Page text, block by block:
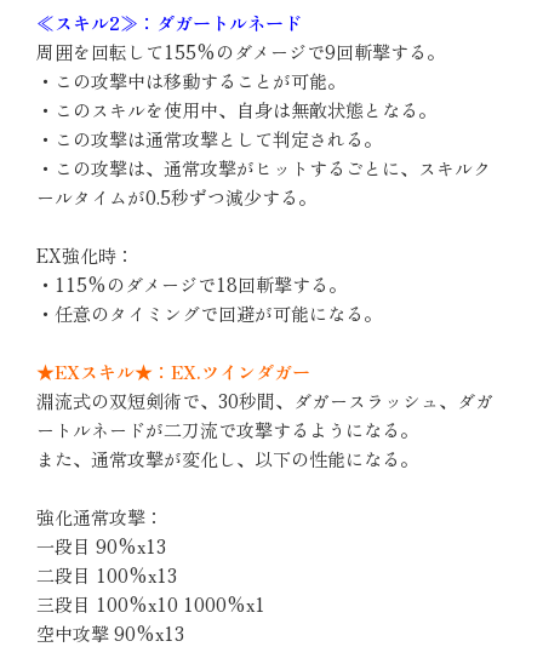
≪スキル2≫：ダガートルネード
周囲を回転して155%のダメージで9回斬撃する。
・この攻撃中は移動することが可能。
・このスキルを使用中、自身は無敵状態となる。
・この攻撃は通常攻撃として判定される。
・この攻撃は、通常攻撃がヒットするごとに、スキルク
ールタイムが0.5秒ずつ減少する。
EX強化時：
・115%のダメージで18回斬撃する。
・任意のタイミングで回避が可能になる。
★EXスキル★：EX.ツインダガー
淵流式の双短剣術で、30秒間、ダガースラッシュ、ダガ
ートルネードが二刀流で攻撃するようになる。
また、通常攻撃が変化し、以下の性能になる。
強化通常攻撃：
一段目 90%x13
二段目 100%x13
三段目 100%x10 1000%x1
空中攻撃 90%x13